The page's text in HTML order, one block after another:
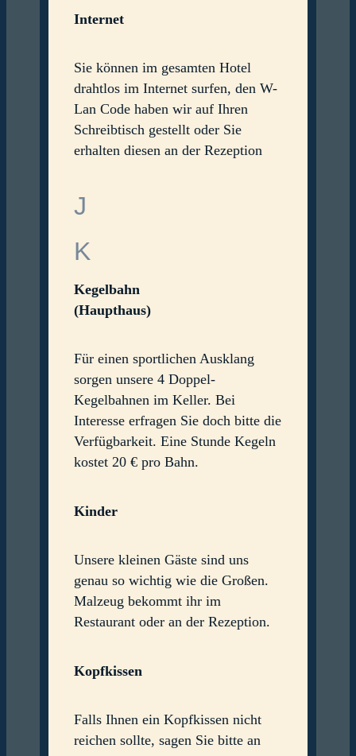
Internet
Sie können im gesamten Hotel
drahtlos im Internet surfen, den W-
Lan Code haben wir auf Ihren
Schreibtisch gestellt oder Sie
erhalten diesen an der Rezeption
J
K
Kegelbahn
(Haupthaus)
Für einen sportlichen Ausklang
sorgen unsere 4 Doppel-
Kegelbahnen im Keller. Bei
Interesse erfragen Sie doch bitte die
Verfügbarkeit. Eine Stunde Kegeln
kostet 20 € pro Bahn.
Kinder
Unsere kleinen Gäste sind uns
genau so wichtig wie die Großen.
Malzeug bekommt ihr im
Restaurant oder an der Rezeption.
Kopfkissen
Falls Ihnen ein Kopfkissen nicht
reichen sollte, sagen Sie bitte an